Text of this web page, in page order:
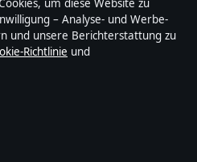
Deutschland. Jeder Artikel
einem Redakteur geprüft
faktengecheckt.
um diese Website zu
– Analyse- und Werbe-
und unsere Berichterstattung zu
Richtlinie und